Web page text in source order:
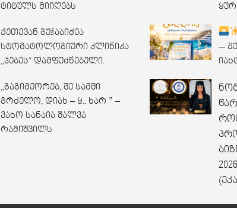
ტიტულს მიიღებს
ქეთევან გუჯაბიძეა
სტომატოლოგიური კლინიკა
,,ჰებეს“ დამფუძნებელი.
,,გაგიმეორებ, შე სამში
გრძელო, დიახ – ყ.. ხარ ” –
ვახო სანაია შალვა
რამიშვილს
—